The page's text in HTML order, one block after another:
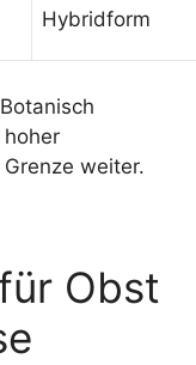
Hybridform
hoher
weiter.
Obst